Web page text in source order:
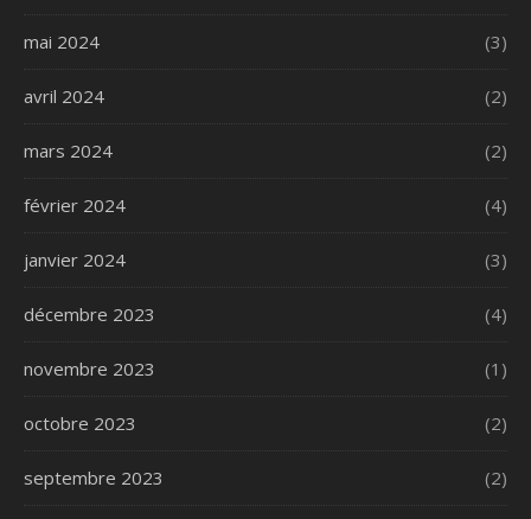
mai 2024 (3)
avril 2024 (2)
mars 2024 (2)
février 2024 (4)
janvier 2024 (3)
décembre 2023 (4)
novembre 2023 (1)
octobre 2023 (2)
septembre 2023 (2)